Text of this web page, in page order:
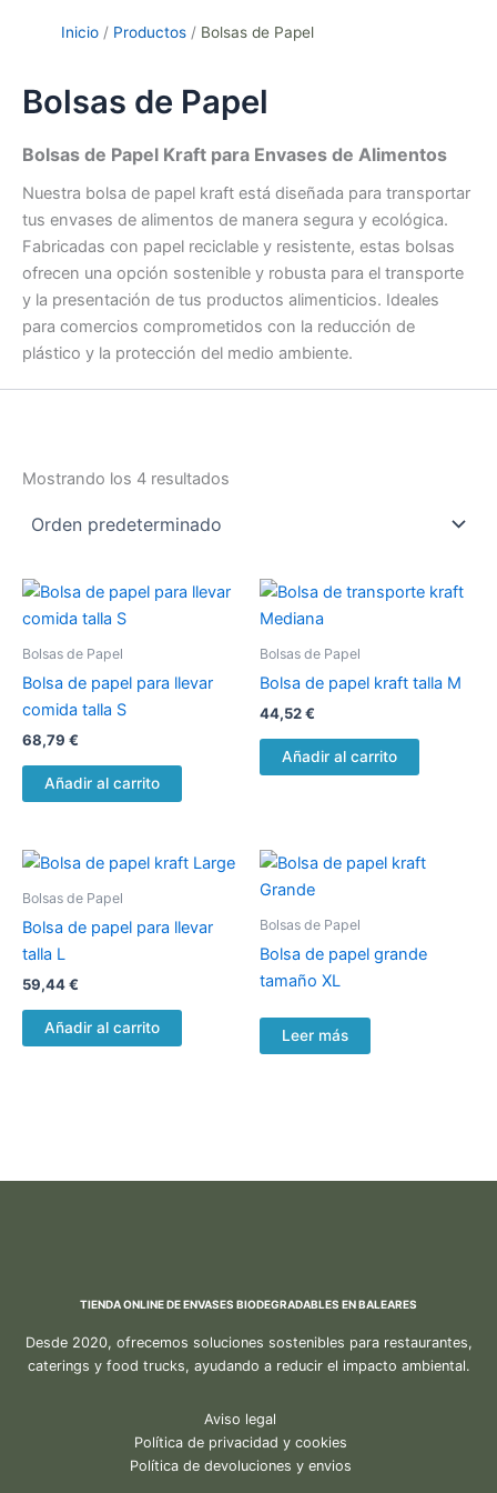
Inicio Productos Bolsas de Papel
Bolsas de Papel
Bolsas de Papel Kraft para Envases de Alimentos
Nuestra bolsa de papel kraft está diseñada para transportar
tus envases de alimentos de manera segura y ecológica.
Fabricadas con papel reciclable y resistente, estas bolsas
ofrecen una opción sostenible y robusta para el transporte
y la presentación de tus productos alimenticios. Ideales
para comercios comprometidos con la reducción de
plástico y la protección del medio ambiente.
Mostrando los 4 resultados
Bolsas de Papel
Bolsa de papel para llevar
comida talla S
68,79 €
Añadir al carrito
Bolsas de Papel
Bolsa de papel kraft talla M
44,52€
Añadir al carrito
Bolsas de Papel
Bolsa de papel para llevar
talla L
59,44€
Añadir al carrito
Bolsas de Papel
Bolsa de papel grande
tamaño XL
Leer más
TIENDA ONLINE DE ENVASES BIODEGRADABLES EN BALEARES
Desde 2020, ofrecemos soluciones sostenibles para restaurantes,
caterings y food trucks, ayudando a reducir el impacto ambiental.
Aviso legal
Política de privacidad y cookies
Política de devoluciones y envios